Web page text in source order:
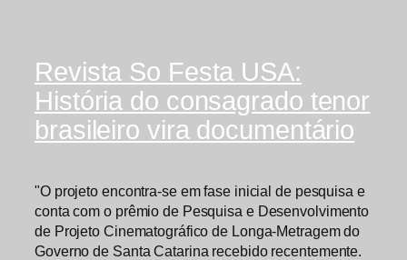
Revista So Festa USA:
História do consagrado tenor
brasileiro vira documentário
"O projeto encontra-se em fase inicial de pesquisa e
conta com o prêmio de Pesquisa e Desenvolvimento
de Projeto Cinematográfico de Longa-Metragem do
Governo de Santa Catarina recebido recentemente.